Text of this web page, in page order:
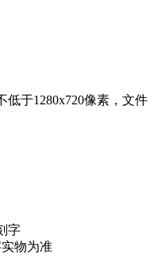
低于1280x720像素，文件
字
物为准